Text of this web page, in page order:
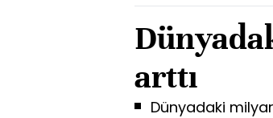
arttı
Dünyadaki